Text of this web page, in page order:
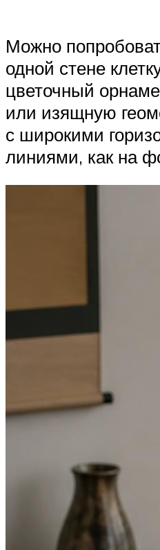
Можно
одной стене
цветочный
или изящную
с широкими
линиями, как на